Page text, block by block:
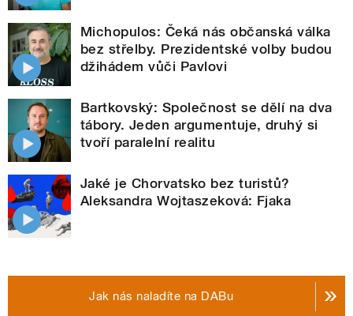
Michopulos: Čeká nás občanská válka
bez střelby. Prezidentské volby budou
džihádem vůči Pavlovi
Bartkovský: Společnost se dělí na dva
tábory. Jeden argumentuje, druhý si
tvoří paralelní realitu
Jaké je Chorvatsko bez turistů?
Aleksandra Wojtaszeková: Fjaka
Jak nás naladíte na DABu